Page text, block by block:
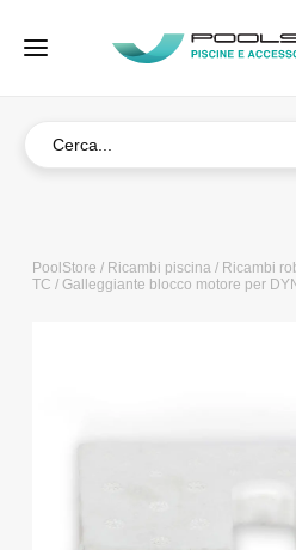
PoolStore / Ricambi piscina/ Ricambi
TC / Galleggiante blocco motore per